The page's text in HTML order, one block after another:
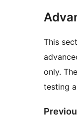
This
only.
testing